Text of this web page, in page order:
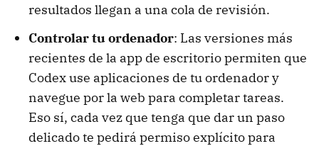
resultados llegan a una cola de revisión.
Controlar tu ordenador: Las versiones más
recientes de la app de escritorio permiten que
Codex use aplicaciones de tu ordenador y
navegue por la web para completar tareas.
Eso sí, cada vez que tenga que dar un paso
delicado te pedirá permiso explícito para